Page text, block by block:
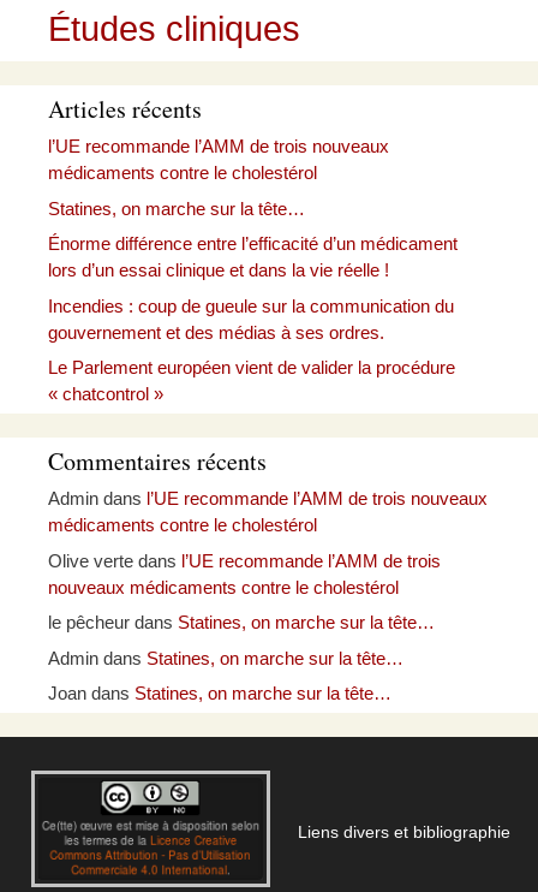
Études cliniques
Articles récents
l’UE recommande l’AMM de trois nouveaux
médicaments contre le cholestérol
Statines, on marche sur la tête…
Énorme différence entre l’efficacité d’un médicament
lors d’un essai clinique et dans la vie réelle !
Incendies : coup de gueule sur la communication du
gouvernement et des médias à ses ordres.
Le Parlement européen vient de valider la procédure
« chatcontrol »
Commentaires récents
Admin dans l’UE recommande l’AMM de trois nouveaux
médicaments contre le cholestérol
Olive verte dans l’UE recommande l’AMM de trois
nouveaux médicaments contre le cholestérol
le pêcheur dans Statines, on marche sur la tête…
Admin dans Statines, on marche sur la tête…
Joan dans Statines, on marche sur la tête…
Liens divers et bibliographie